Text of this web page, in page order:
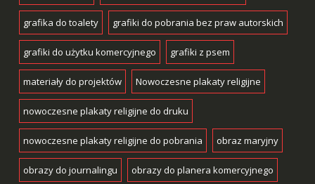
grafika do toalety grafiki do pobrania bez praw autorskich
grafiki do użytku komercyjnego grafiki z psem
materiały do projektów Nowoczesne plakaty religijne
nowoczesne plakaty religijne do druku
nowoczesne plakaty religijne do pobrania obraz maryjny
obrazy do journalingu obrazy do planera komercyjnego